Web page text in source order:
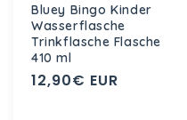
Bluey Bingo Kinder
Wasserflasche
Trinkflasche Flasche
410 ml
Normaler
12,90€ EUR